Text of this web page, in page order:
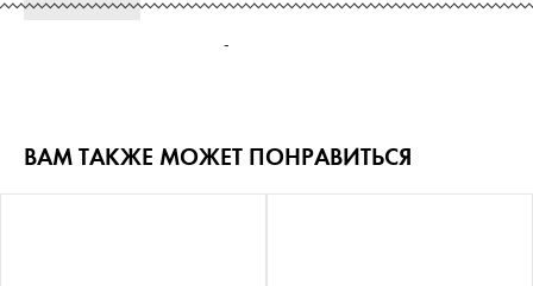
-
ВАМ ТАКЖЕ МОЖЕТ ПОНРАВИТЬСЯ